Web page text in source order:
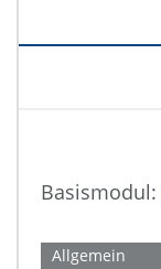
Basismodul:
Allgemein